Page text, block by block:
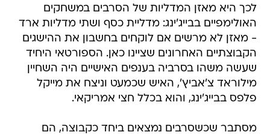
לכך היא מאזן המדליות של הסרבים במשחקים
האולימפיים בבייג'ינג: מדליית כסף ושתי מדליות ארד
- מאזן לא מרשים אם לוקחים בחשבון את ההישגים
הקבוצתיים האחרונים שציינו כאן. הספורטאי היחיד
שעשה משהו בסרביה בענפים האישיים היה השחיין
מילוראד צ'אביץ', האיש שכמעט וניצח את מייקל
פלפס בבייג'ינג, והוא בכלל חצי אמריקאי.
מסתבר שכשסרבים נמצאים ביחד כקבוצה, הם